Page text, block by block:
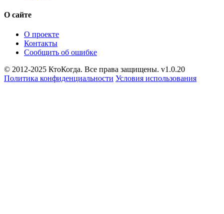
О сайте
О проекте
Контакты
Сообщить об ошибке
© 2012-2025 КтоКогда. Все права защищены. v1.0.20
Политика конфиденциальности Условия использования